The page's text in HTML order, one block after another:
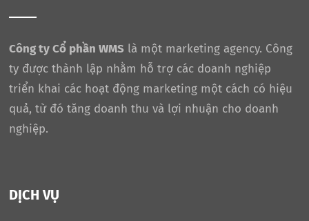
Công ty Cổ phần WMS là một marketing agency. Công
ty được thành lập nhằm hỗ trợ các doanh nghiệp
triển khai các hoạt động marketing một cách có hiệu
quả, từ đó tăng doanh thu và lợi nhuận cho doanh
nghiệp.
DỊCH VỤ